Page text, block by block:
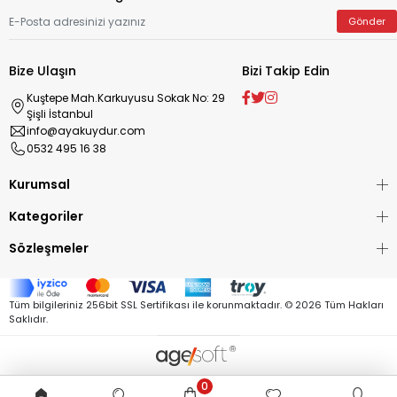
Gönder
Bize Ulaşın
Kuştepe Mah.Karkuyusu Sokak No: 29
Şişli İstanbul
info@ayakuydur.com
0532 495 16 38
Bizi Takip Edin
Kurumsal
Kategoriler
Sözleşmeler
Tüm bilgileriniz 256bit SSL Sertifikası ile korunmaktadır. © 2026 Tüm Hakları
Saklıdır.
0